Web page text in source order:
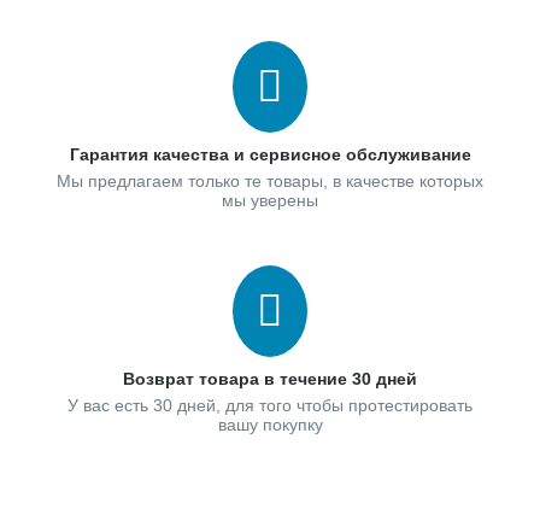
Гарантия качества и сервисное обслуживание
Мы предлагаем только те товары, в качестве которых
мы уверены
Возврат товара в течение 30 дней
У вас есть 30 дней, для того чтобы протестировать
вашу покупку